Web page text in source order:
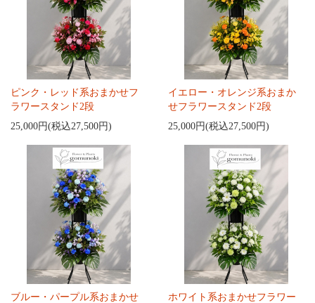
ピンク・レッド系おまかせフ
ラワースタンド2段
25,000円(税込27,500円)
イエロー・オレンジ系おまか
せフラワースタンド2段
25,000円(税込27,500円)
ブルー・パープル系おまかせ
ホワイト系おまかせフラワー